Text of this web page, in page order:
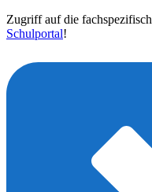
Zugriff auf die
Schulportal!